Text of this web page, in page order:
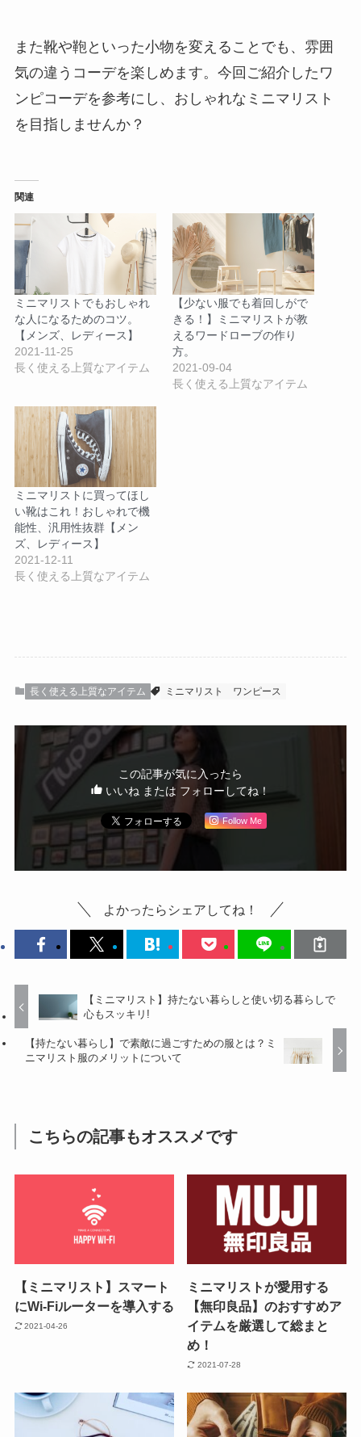
また靴や鞄といった小物を変えることでも、雰囲
気の違うコーデを楽しめます。今回ご紹介したワ
ンピコーデを参考にし、おしゃれなミニマリスト
を目指しませんか？
関連
ミニマリストでもおしゃれ
な人になるためのコツ。
【メンズ、レディース】
2021-11-25
長く使える上質なアイテム
【少ない服でも着回しがで
きる！】ミニマリストが教
えるワードローブの作り
方。
2021-09-04
長く使える上質なアイテム
ミニマリストに買ってほし
い靴はこれ！おしゃれで機
能性、汎用性抜群【メン
ズ、レディース】
2021-12-11
長く使える上質なアイテム
長く使える上質なアイテム ミニマリスト ワンピース
この記事が気に入ったら
いいね または フォローしてね！
Follow Me
よかったらシェアしてね！
【ミニマリスト】持たない暮らしと使い切る暮らしで
心もスッキリ!
【持たない暮らし】で素敵に過ごすための服とは？ミ
ニマリスト服のメリットについて
こちらの記事もオススメです
【ミニマリスト】スマート
にWi-Fiルーターを導入する
2021-04-26
ミニマリストが愛用する
【無印良品】のおすすめア
イテムを厳選して総まと
め！
2021-07-28